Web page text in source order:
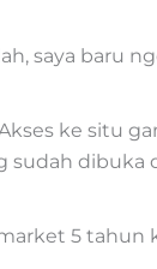
saya baru
ke situ
sudah dibuka
5 tahun